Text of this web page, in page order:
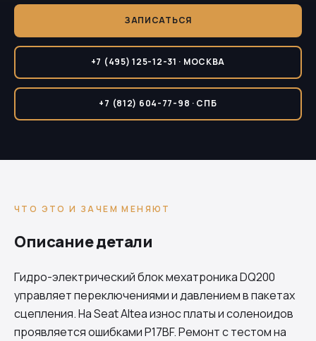
ЗАПИСАТЬСЯ
+7 (495) 125-12-31 · МОСКВА
+7 (812) 604-77-98 · СПБ
ЧТО ЭТО И ЗАЧЕМ МЕНЯЮТ
Описание детали
Гидро-электрический блок мехатроникаDQ200
управляет переключениями и давлением в пакетах
сцепления. На Seat Altea износ платы и соленоидов
проявляется ошибками P17BF. Ремонт с тестом на